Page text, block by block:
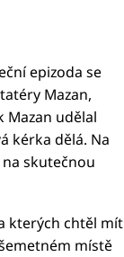
epizoda se
Mazan,
Mazan udělal
kérka dělá. Na
skutečnou
kterých chtěl mít
místě